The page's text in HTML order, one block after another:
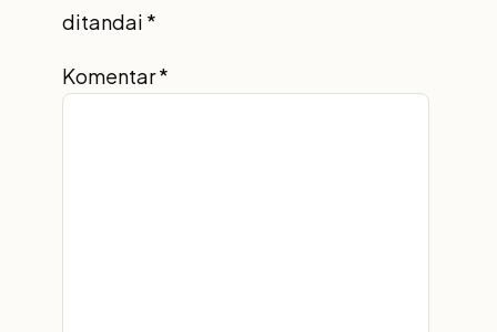
ditandai *
Komentar*